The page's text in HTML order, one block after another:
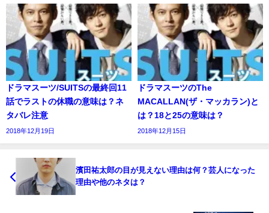
ドラマスーツ/SUITSの最終回11
話でラストの休職の意味は？ネ
タバレ注意
2018年12月19日
ドラマスーツのThe
MACALLAN(ザ・マッカラン)と
は？18と25の意味は？
2018年12月15日
濱田祐太郎の目が見えない理由は何？芸人になった
理由や他のネタは？